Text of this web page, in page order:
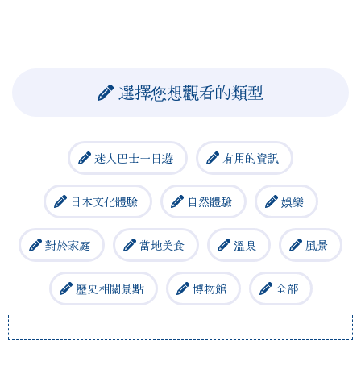
選擇您想觀看的類型
迷人巴士一日遊 有用的資訊
日本文化體驗 自然體驗 娛樂
對於家庭 當地美食 溫泉 風景
歷史相關景點 博物館 全部